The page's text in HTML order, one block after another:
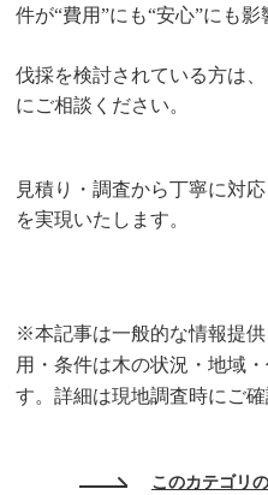
件が“費用”にも“安心”にも影
伐採を検討されている方は
にご相談ください。
見積り・調査から丁寧に対
を実現いたします。
※本記事は一般的な情報提
用・条件は木の状況・地域
す。詳細は現地調査時にご確
このカテゴリ